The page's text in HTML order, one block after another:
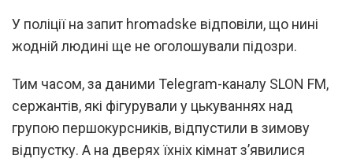
У поліції на запит hromadske відповіли, що нині
жодній людині ще не оголошували підозри.
Тим часом, за даними Telegram-каналу SLON FM,
сержантів, які фігурували у цькуваннях над
групою першокурсників, відпустили в зимову
відпустку. А на дверях їхніх кімнат з’явилися